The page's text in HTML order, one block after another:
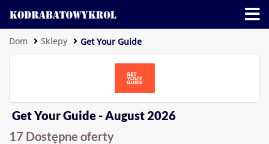
Dom Sklepy Get Your Guide
Get Your Guide - August 2026
17 Dostępne oferty